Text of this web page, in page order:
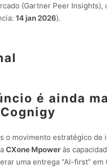
(Gartner Peer Insights),
14 jan 2026).
é ainda
o movimento estratégico de
CXone Mpower às
uma entrega “AI-first” em